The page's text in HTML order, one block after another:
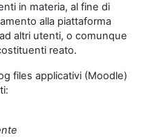
in materia, al fine di
alla piattaforma
altri utenti, o comunque
reato.
files applicativi (Moodle)